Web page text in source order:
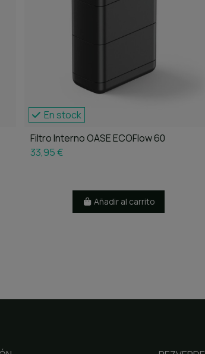
En stock
Filtro Interno OASE ECOFlow 60
33,95 €
Añadir al carrito